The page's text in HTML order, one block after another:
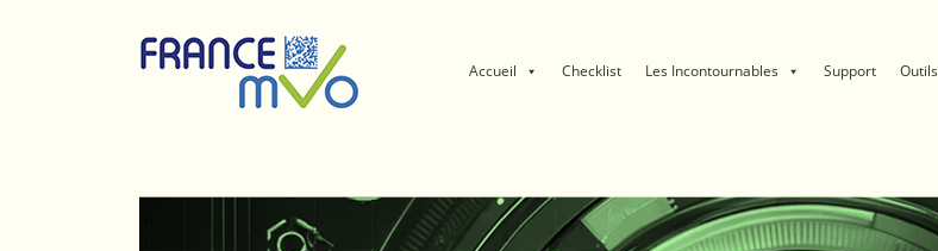
Accueil Checklist Les Incontournables Support Outils